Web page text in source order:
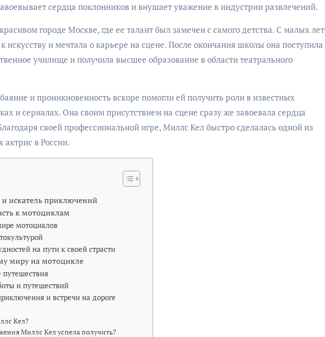
сердца поклонников и внушает уважение в индустрии развлечений.
городе Москве, где ее талант был замечен с самого детства. С малых лет
искусству и мечтала о карьере на сцене. После окончания школы она поступила
училище и получила высшее образование в области театрального
и проникновенность вскоре помогли ей получить роли в известных
и сериалах. Она своим присутствием на сцене сразу же завоевала сердца
своей профессиональной игре, Миллс Кел быстро сделалась одной из
в России.
искатель приключений
к мотоциклам
мотоциклов
на пути к своей страсти
миру на мотоцикле
и путешествий
и встречи на дороге
Кел?
Миллс Кел успела получить?